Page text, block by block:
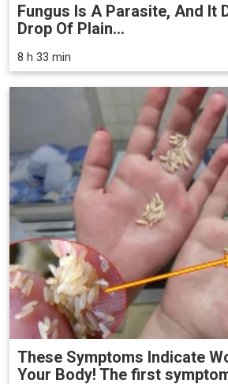
Fungus Is A Parasite, And It
Drop Of Plain...
8 h 33 min
These Symptoms Indicate
Your Body! The first